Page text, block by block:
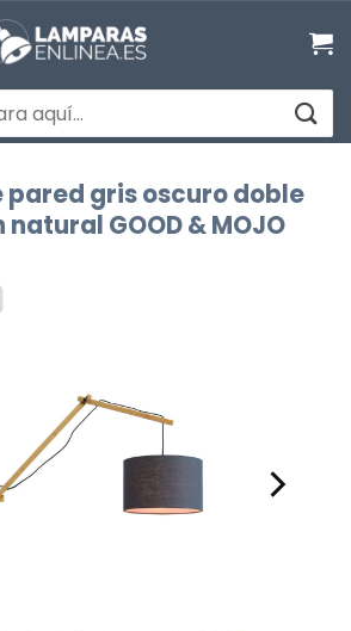
pared gris oscuro doble
GOOD & MOJO